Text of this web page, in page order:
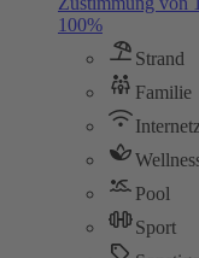
100%
Strand
Familie
Pool
Sport